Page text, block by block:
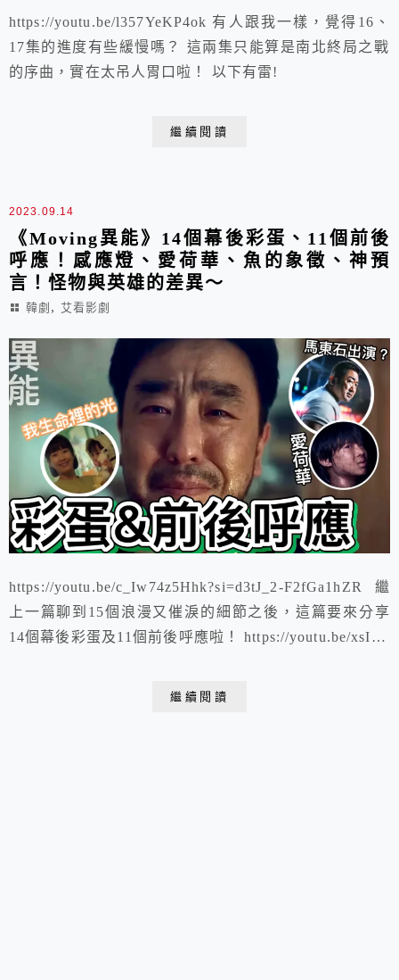
https://youtu.be/l357YeKP4ok 有人跟我一樣，覺得16、
17集的進度有些緩慢嗎？ 這兩集只能算是南北終局之戰
的序曲，實在太吊人胃口啦！ 以下有雷!
繼續閱讀
2023.09.14
《Moving異能》14個幕後彩蛋、11個前後
呼應！感應燈、愛荷華、魚的象徵、神預
言！怪物與英雄的差異～
韓劇 , 艾看影劇
https://youtu.be/c_Iw74z5Hhk?si=d3tJ_2-F2fGa1hZR 繼
上一篇聊到15個浪漫又催淚的細節之後，這篇要來分享
14個幕後彩蛋及11個前後呼應啦！ https://youtu.be/xsIIh-
繼續閱讀